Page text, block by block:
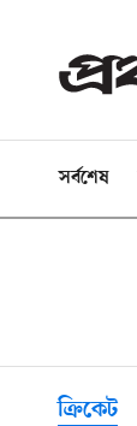
সর্বশেষ
ক্রিকেট